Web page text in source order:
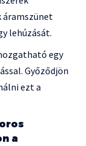
lehúzását.
egy
Győződjön
ezt a
a